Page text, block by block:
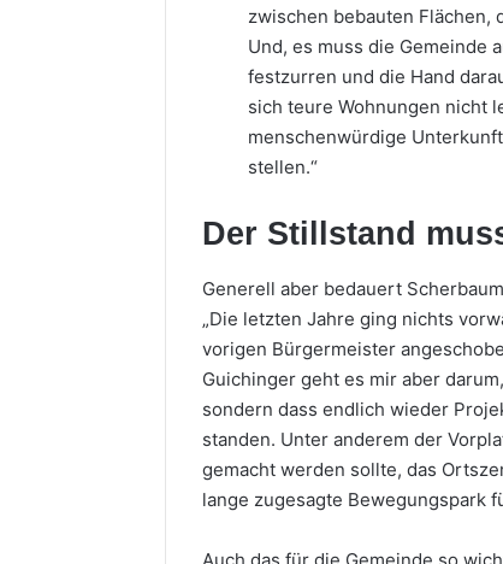
zwischen bebauten Flächen,
Und, es muss die Gemeinde
festzurren und die Hand
sich teure Wohnungen nicht
menschenwürdige
stellen.“
Der Stillstand
Generell aber bedauert
„Die letzten Jahre ging nichts
vorigen Bürgermeister
Guichinger geht es mir aber
sondern dass endlich wieder
standen. Unter anderem der
gemacht werden sollte, das
lange zugesagte Bewegungspark